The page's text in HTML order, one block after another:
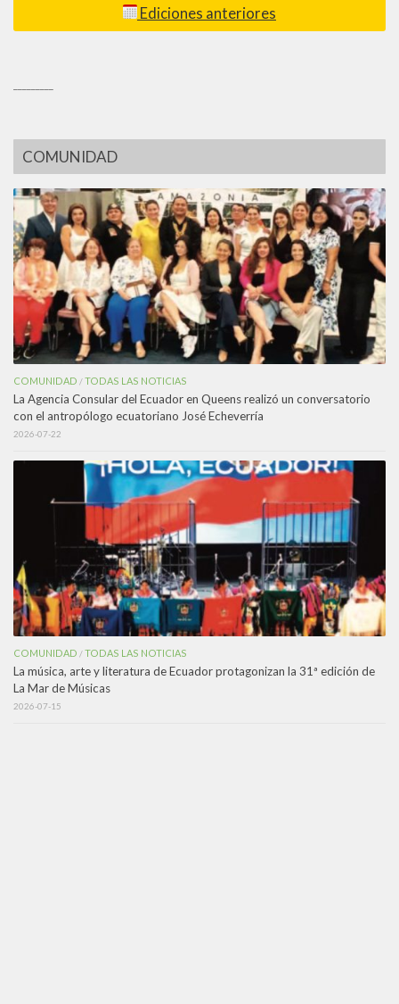
Ediciones anteriores
COMUNIDAD
COMUNIDAD /TODAS LAS NOTICIAS
La Agencia Consular del Ecuador en Queens realizó un conversatorio
con el antropólogo ecuatoriano José Echeverría
2026-07-22
COMUNIDAD /TODAS LAS NOTICIAS
La música, arte y literatura de Ecuador protagonizan la 31ª edición de
La Mar de Músicas
2026-07-15